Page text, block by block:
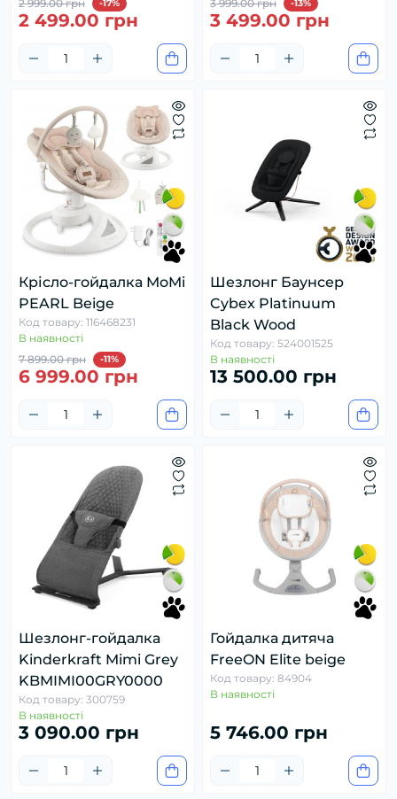
2 999.00 грн
-17%
2 499.00 грн
3 999.00 грн
-13%
3 499.00 грн
Крісло-гойдалка MoMi
PEARL Beige
Код товару: 116468231
В наявності
7 899.00 грн
-11%
6 999.00 грн
Шезлонг Баунсер
Cybex Platinuum
Black Wood
Код товару: 524001525
В наявності
13 500.00 грн
Шезлонг-гойдалка
Kinderkraft Mimi Grey
KBMIMI00GRY0000
Код товару: 300759
В наявності
3 090.00 грн
Гойдалка дитяча
FreeON Elite beige
Код товару: 84904
В наявності
5 746.00 грн